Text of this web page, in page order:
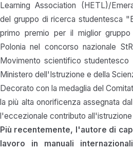
Learning Association (HETL)/
del gruppo di ricerca studentesca
primo premio per il miglior
Polonia nel concorso nazionale
Movimento scientifico studentesco
Ministero dell'Istruzione e della
Decorato con la medaglia del
la più alta onorificenza assegnata
l'eccezionale contributo all'istruzione
Più recentemente, l'autore di
lavoro in manuali